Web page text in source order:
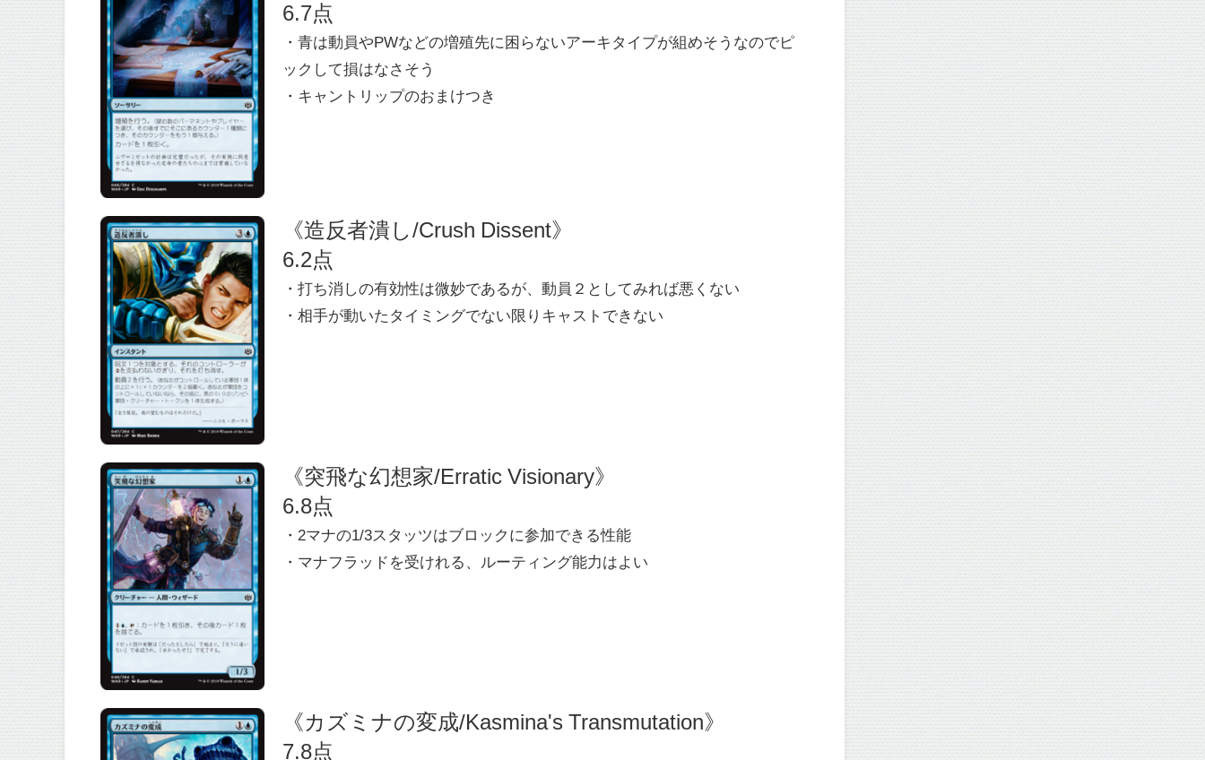
6.7点
・青は動員やPWなどの増殖先に困らないアーキタイプが組めそうなのでピ
ックして損はなさそう
・キャントリップのおまけつき
《造反者潰し/Crush Dissent》
6.2点
・打ち消しの有効性は微妙であるが、動員２としてみれば悪くない
・相手が動いたタイミングでない限りキャストできない
《突飛な幻想家/Erratic Visionary》
6.8点
・2マナの1/3スタッツはブロックに参加できる性能
・マナフラッドを受けれる、ルーティング能力はよい
《カズミナの変成/Kasmina's Transmutation》
7.8点